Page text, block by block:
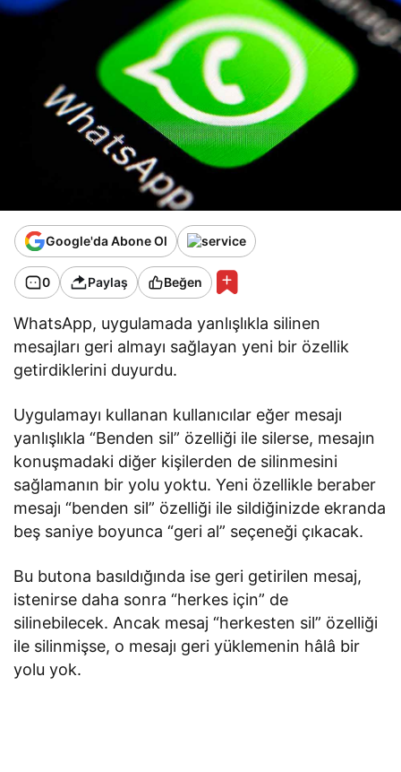
Google'da Abone Ol
0 Paylaş Beğen
WhatsApp, uygulamada yanlışlıkla silinen
mesajları geri almayı sağlayan yeni bir özellik
getirdiklerini duyurdu.
Uygulamayı kullanan kullanıcılar eğer mesajı
yanlışlıkla “Benden sil” özelliği ile silerse, mesajın
konuşmadaki diğer kişilerden de silinmesini
sağlamanın bir yolu yoktu. Yeni özellikle beraber
mesajı “benden sil” özelliği ile sildiğinizde ekranda
beş saniye boyunca “geri al” seçeneği çıkacak.
Bu butona basıldığında ise geri getirilen mesaj,
istenirse daha sonra “herkes için” de
silinebilecek. Ancak mesaj “herkesten sil” özelliği
ile silinmişse, o mesajı geri yüklemenin hâlâ bir
yolu yok.